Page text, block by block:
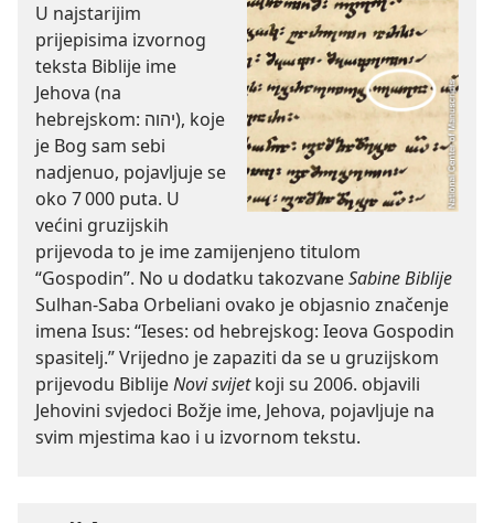
U najstarijim
prijepisima izvornog
teksta Biblije ime
Jehova (na
hebrejskom: יהוה), koje
je Bog sam sebi
nadjenuo, pojavljuje se
oko 7 000 puta. U
većini gruzijskih
prijevoda to je ime zamijenjeno titulom
“Gospodin”. No u dodatku takozvaneSabine Biblije
Sulhan-Saba Orbeliani ovako je objasnio značenje
imena Isus: “Ieses: od hebrejskog: Ieova Gospodin
spasitelj.” Vrijedno je zapaziti da se u gruzijskom
prijevodu BiblijeNovi svijetkoji su 2006. objavili
Jehovini svjedoci Božje ime, Jehova, pojavljuje na
svim mjestima kao i u izvornom tekstu.